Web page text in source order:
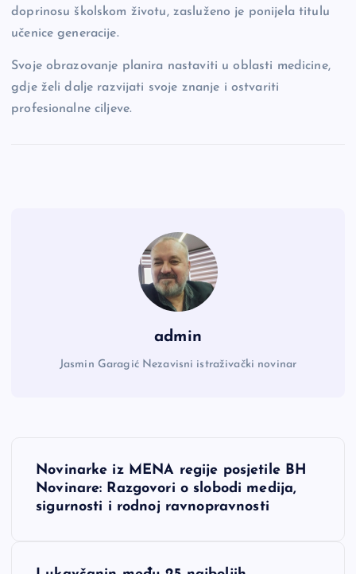
doprinosu školskom životu, zasluženo je ponijela titulu
učenice generacije.
Svoje obrazovanje planira nastaviti u oblasti medicine,
gdje želi dalje razvijati svoje znanje i ostvariti
profesionalne ciljeve.
admin
Jasmin Garagić Nezavisni istraživački novinar
NNovinarke iz MENA regije posjetile BH
Novinare: Razgovori o slobodi medija,
sigurnosti i rodnoj ravnopravnosti